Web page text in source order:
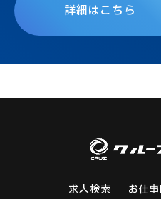
詳細はこち ら
求人検索
お仕